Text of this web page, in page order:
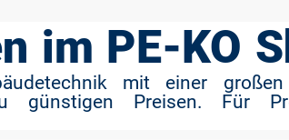
im PE-KO
mit einer
günstigen Preisen. Für